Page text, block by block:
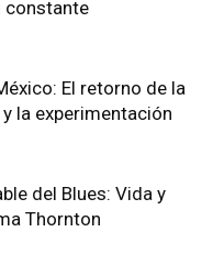
constante
El retorno de la
la experimentación
del Blues: Vida y
Thornton